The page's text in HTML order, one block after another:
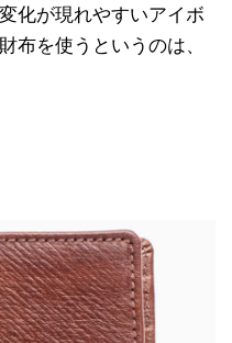
化が現れやすいアイボ
布を使うというのは、